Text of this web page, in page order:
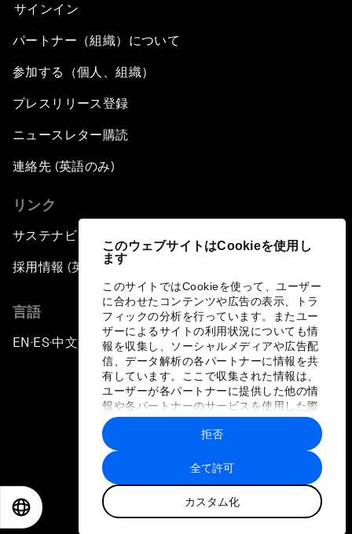
このウェブサイトはCookieを使用し
ます
このサイトではCookieを使って、ユーザー
に合わせたコンテンツや広告の表示、トラ
フィックの分析を行っています。またユー
ザーによるサイトの利用状況についても情
報を収集し、ソーシャルメディアや広告配
信、データ解析の各パートナーに情報を共
有しています。ここで収集された情報は、
ユーザーが各パートナーに提供した他の情
報や各パートナーのサービスを使用した際
に収集された情報と組み合わされ、各パー
トナーによって使用されることがありま
す。
全て許可
カスタム化
拒否
サインイン
パートナー（組織）について
参加する（個人、組織）
プレスリリース登録
ニュースレター購読
連絡先 (英語のみ)
リンク
サステナビリティへの取り組み
採用情報 (英語のみ)
言語
EN ▪ES▪中文▪ 日本語
プライバシーポリシーと利用規約
サイトマップ
©
世界経済フォーラム